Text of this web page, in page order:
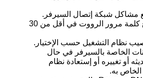
مشاكل شبكة إتصال السيرفر.
إسترجاع كلمة مرور الرووت في أقل من 30
نظام التشغيل حسب الإختيار.
الخاصة بالسيرفر في حال
أو تغييره أو إستعادة نظام
الخاص به.